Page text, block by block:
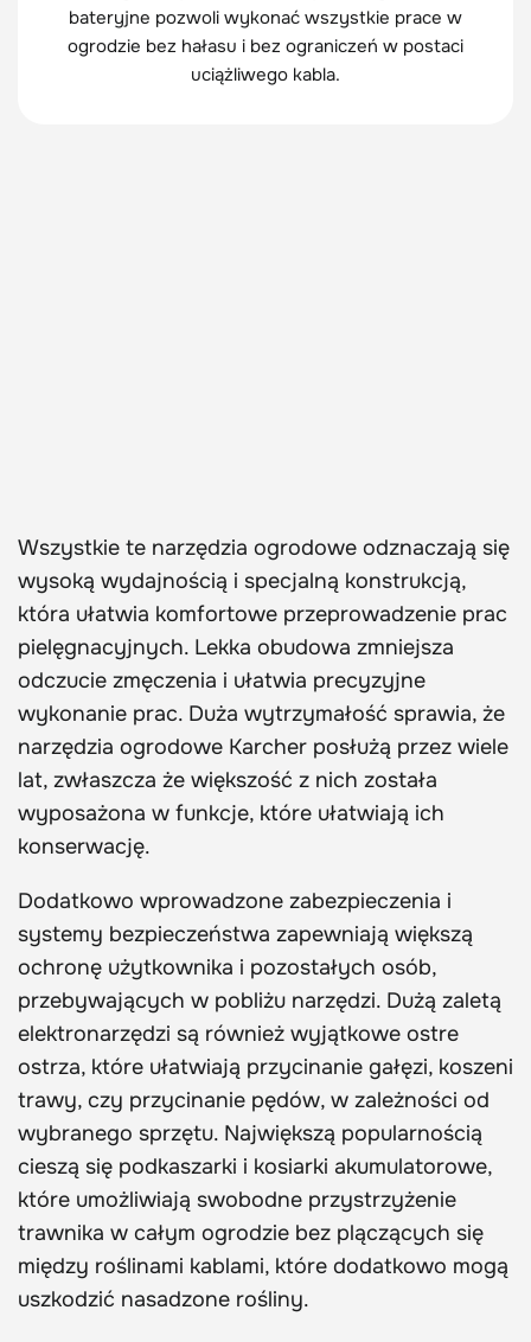
bateryjne pozwoli wykonać wszystkie prace w
ogrodzie bez hałasu i bez ograniczeń w postaci
uciążliwego kabla.
Wszystkie te narzędzia ogrodowe odznaczają się
wysoką wydajnością i specjalną konstrukcją,
która ułatwia komfortowe przeprowadzenie prac
pielęgnacyjnych. Lekka obudowa zmniejsza
odczucie zmęczenia i ułatwia precyzyjne
wykonanie prac. Duża wytrzymałość sprawia, że
narzędzia ogrodowe Karcher posłużą przez wiele
lat, zwłaszcza że większość z nich została
wyposażona w funkcje, które ułatwiają ich
konserwację.
Dodatkowo wprowadzone zabezpieczenia i
systemy bezpieczeństwa zapewniają większą
ochronę użytkownika i pozostałych osób,
przebywających w pobliżu narzędzi. Dużą zaletą
elektronarzędzi są również wyjątkowe ostre
ostrza, które ułatwiają przycinanie gałęzi, koszeni
trawy, czy przycinanie pędów, w zależności od
wybranego sprzętu. Największą popularnością
cieszą się podkaszarki i kosiarki akumulatorowe,
które umożliwiają swobodne przystrzyżenie
trawnika w całym ogrodzie bez plączących się
między roślinami kablami, które dodatkowo mogą
uszkodzić nasadzone rośliny.